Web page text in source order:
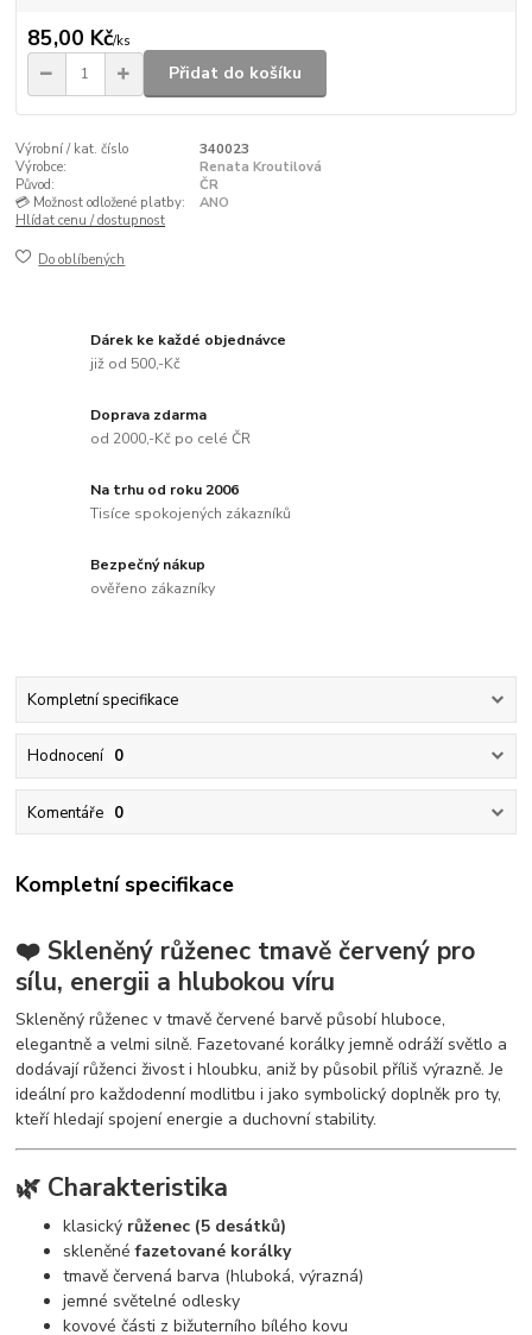
85,00 Kč/ks
Přidat do košíku
Výrobní / kat. číslo
340023
Výrobce:
Renata Kroutilová
Původ:
ČR
💳 Možnost odložené platby:
ANO
Hlídat cenu / dostupnost
Do oblíbených
Dárek ke každé objednávce
již od 500,-Kč
Doprava zdarma
od 2000,-Kč po celé ČR
Na trhu od roku 2006
Tisíce spokojených zákazníků
Bezpečný nákup
ověřeno zákazníky
Kompletní specifikace
Hodnocení 0
Komentáře 0
Kompletní specifikace
❤️ Skleněný růženec tmavě červený pro
sílu, energii a hlubokou víru
Skleněný růženec v tmavě červené barvě působí hluboce,
elegantně a velmi silně. Fazetované korálky jemně odráží světlo a
dodávají růženci živost i hloubku, aniž by působil příliš výrazně. Je
ideální pro každodenní modlitbu i jako symbolický doplněk pro ty,
kteří hledají spojení energie a duchovní stability.
🌿 Charakteristika
klasický růženec (5 desátků)
skleněnéfazetované korálky
tmavě červená barva (hluboká, výrazná)
jemné světelné odlesky
kovové části z bižuterního bílého kovu